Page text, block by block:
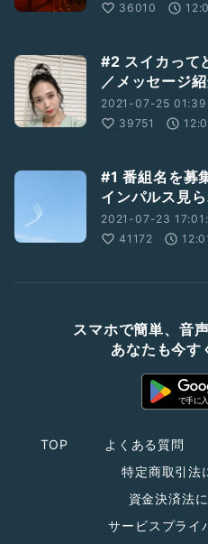
36010
#2 スイカって
／メッセージ
2021-07-25
39751
#1 番組名を募
インパルス見ら
2021-07-23
41172
スマホで簡単、音
あなたも今す
TOP よくある質問
特定商取引法
資金決済法
サービスプライ